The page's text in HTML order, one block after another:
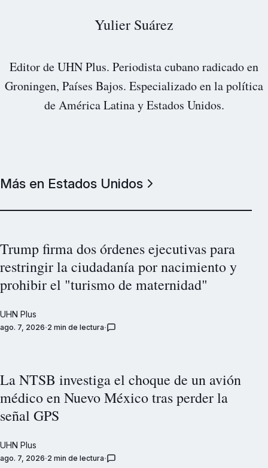
Yulier Suárez
Editor de UHN Plus. Periodista cubano radicado en
Groningen, Países Bajos. Especializado en la política
de América Latina y Estados Unidos.
Más en Estados Unidos
Trump firma dos órdenes ejecutivas para
restringir la ciudadanía por nacimiento y
prohibir el "turismo de maternidad"
UHN Plus
ago. 7, 2026 2 min de lectura
La NTSB investiga el choque de un avión
médico en Nuevo México tras perder la
señal GPS
UHN Plus
ago. 7, 2026 2 min de lectura